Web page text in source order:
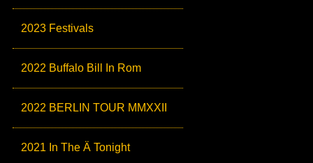
2023 Festivals
2022 Buffalo Bill In Rom
2022 BERLIN TOUR MMXXII
2021 In The Ä Tonight